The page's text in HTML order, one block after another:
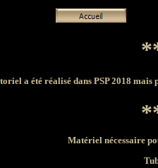
a été réalisé dans PSP 2018 mais
Matériel nécessaire